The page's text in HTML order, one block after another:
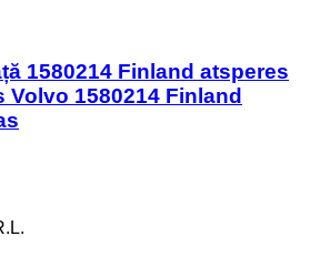
1580214 Finland atsperes
1580214 Finland